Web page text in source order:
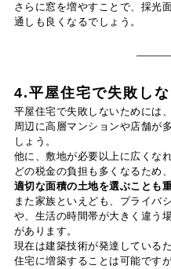
さらに窓を増やすことで、採光
通しも良くなるでしょう。
4.平屋住宅で失敗し
平屋住宅で失敗しないためには
周辺に高層マンションや店舗が
しょう。
他に、敷地が必要以上に広くな
どの税金の負担も多くなるため
適切な面積の土地を選ぶことも
また家族といえども、プライバ
や、生活の時間帯が大きく違う
があります。
現在は建築技術が発達している
住宅に増築することは可能です